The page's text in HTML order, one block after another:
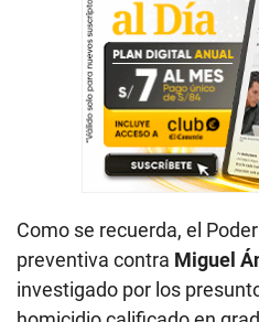
Como se recuerda, el
preventiva contra Miguel
investigado por los